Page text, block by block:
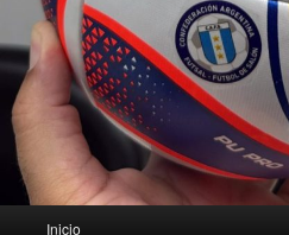
Inicio